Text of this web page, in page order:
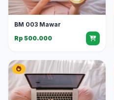
BM 003 Mawar
Rp 500.000